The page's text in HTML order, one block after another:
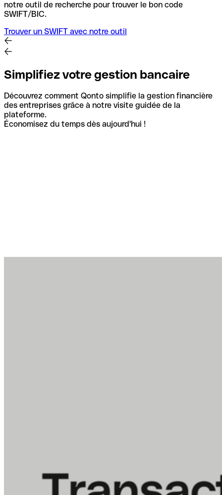
notre outil de recherche pour trouver le bon code
SWIFT/BIC.
Trouver un SWIFT avec notre outil
Simplifiez votre gestion bancaire
Découvrez comment Qonto simplifie la gestion financière
des entreprises grâce à notre visite guidée de la
plateforme.
Économisez du temps dès aujourd'hui !